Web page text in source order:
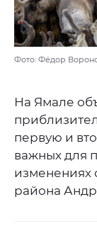
Фото: Фёдор
На Ямале
первую и
важных для
изменениях
района